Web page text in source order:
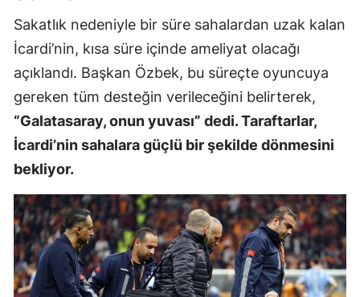
Sakatlık nedeniyle bir süre sahalardan uzak kalan
İcardi’nin, kısa süre içinde ameliyat olacağı
açıklandı. Başkan Özbek, bu süreçte oyuncuya
gereken tüm desteğin verileceğini belirterek,
“Galatasaray, onun yuvası” dedi. Taraftarlar,
İcardi’nin sahalara güçlü bir şekilde dönmesini
bekliyor.